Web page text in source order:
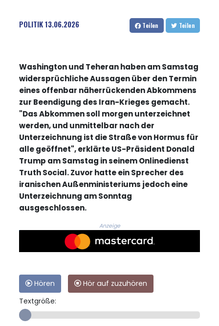
POLITIK13.06.2026 Teilen Teilen
Washington und Teheran haben am Samstag
widersprüchliche Aussagen über den Termin
eines offenbar näherrückenden Abkommens
zur Beendigung des Iran-Krieges gemacht.
"Das Abkommen soll morgen unterzeichnet
werden, und unmittelbar nach der
Unterzeichnung ist die Straße von Hormus für
alle geöffnet", erklärte US-Präsident Donald
Trump am Samstag in seinem Onlinedienst
Truth Social. Zuvor hatte ein Sprecher des
iranischen Außenministeriums jedoch eine
Unterzeichnung am Sonntag
ausgeschlossen.
Anzeige
Hören
Hör auf zuzuhören
Textgröße: